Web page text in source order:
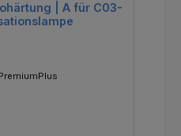
| A für C03-